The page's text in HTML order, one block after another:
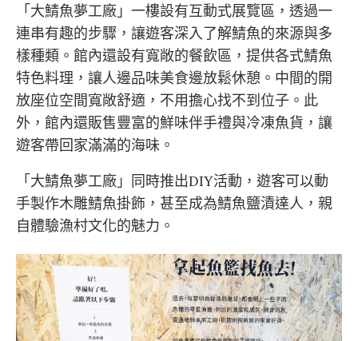
「大鯖魚夢工廠」一樓設有互動式展覽區，透過一
連串有趣的步驟，讓遊客深入了解鯖魚的來源與多
樣種類。館內還設有寬敞的餐飲區，提供各式鯖魚
特色料理，讓人邊品味美食邊放鬆休憩。中間的開
放座位空間寬敞舒適，不用擔心找不到位子。此
外，館內還販售豐富的鮮味伴手禮與冷凍魚貨，讓
遊客帶回家滿滿的海味。
「大鯖魚夢工廠」同時推出DIY活動，遊客可以動
手製作木雕鯖魚掛飾，甚至成為鯖魚鹽漬達人，親
自體驗漁村文化的魅力。